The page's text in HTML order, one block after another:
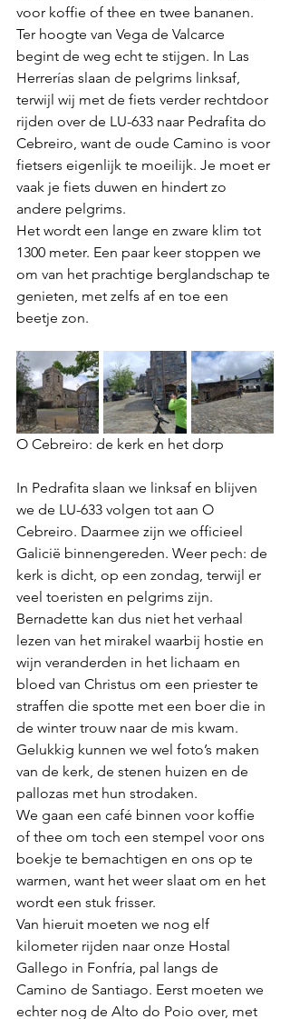
voor koffie of thee en twee bananen.
Ter hoogte van Vega de Valcarce
begint de weg echt te stijgen. In Las
Herrerías slaan de pelgrims linksaf,
terwijl wij met de fiets verder rechtdoor
rijden over de LU-633 naar Pedrafita do
Cebreiro, want de oude Camino is voor
fietsers eigenlijk te moeilijk. Je moet er
vaak je fiets duwen en hindert zo
andere pelgrims.
Het wordt een lange en zware klim tot
1300 meter. Een paar keer stoppen we
om van het prachtige berglandschap te
genieten, met zelfs af en toe een
beetje zon.
O Cebreiro: de kerk en het dorp
In Pedrafita slaan we linksaf en blijven
we de LU-633 volgen tot aan O
Cebreiro. Daarmee zijn we officieel
Galicië binnengereden. Weer pech: de
kerk is dicht, op een zondag, terwijl er
veel toeristen en pelgrims zijn.
Bernadette kan dus niet het verhaal
lezen van het mirakel waarbij hostie en
wijn veranderden in het lichaam en
bloed van Christus om een priester te
straffen die spotte met een boer die in
de winter trouw naar de mis kwam.
Gelukkig kunnen we wel foto’s maken
van de kerk, de stenen huizen en de
pallozas met hun strodaken.
We gaan een café binnen voor koffie
of thee om toch een stempel voor ons
boekje te bemachtigen en ons op te
warmen, want het weer slaat om en het
wordt een stuk frisser.
Van hieruit moeten we nog elf
kilometer rijden naar onze Hostal
Gallego in Fonfría, pal langs de
Camino de Santiago. Eerst moeten we
echter nog de Alto do Poio over, met